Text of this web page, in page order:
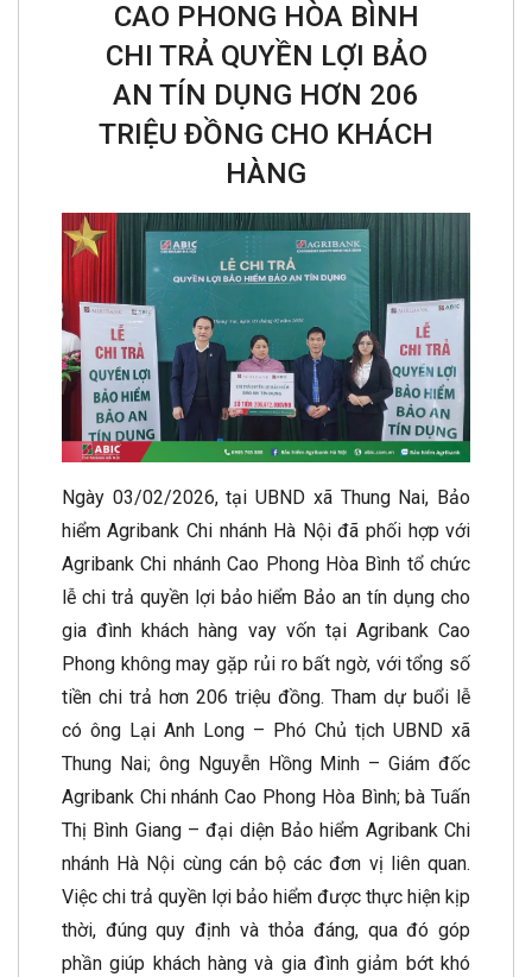
CAO PHONG HÒA BÌNH
CHI TRẢ QUYỀN LỢI BẢO
AN TÍN DỤNG HƠN 206
TRIỆU ĐỒNG CHO KHÁCH
HÀNG
Ngày 03/02/2026, tại UBND xã Thung Nai, Bảo
hiểm Agribank Chi nhánh Hà Nội đã phối hợp với
Agribank Chi nhánh Cao Phong Hòa Bình tổ chức
lễ chi trả quyền lợi bảo hiểm Bảo an tín dụng cho
gia đình khách hàng vay vốn tại Agribank Cao
Phong không may gặp rủi ro bất ngờ, với tổng số
tiền chi trả hơn 206 triệu đồng. Tham dự buổi lễ
có ông Lại Anh Long – Phó Chủ tịch UBND xã
Thung Nai; ông Nguyễn Hồng Minh – Giám đốc
Agribank Chi nhánh Cao Phong Hòa Bình; bà Tuấn
Thị Bình Giang – đại diện Bảo hiểm Agribank Chi
nhánh Hà Nội cùng cán bộ các đơn vị liên quan.
Việc chi trả quyền lợi bảo hiểm được thực hiện kịp
thời, đúng quy định và thỏa đáng, qua đó góp
phần giúp khách hàng và gia đình giảm bớt khó